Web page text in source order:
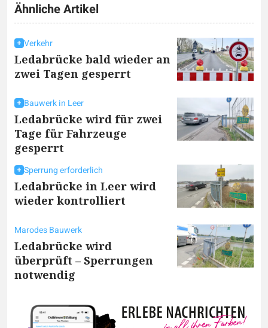
Ähnliche Artikel
Verkehr
Ledabrücke bald wieder an
zwei Tagen gesperrt
Bauwerk in Leer
Ledabrücke wird für zwei
Tage für Fahrzeuge
gesperrt
Sperrung erforderlich
Ledabrücke in Leer wird
wieder kontrolliert
Marodes Bauwerk
Ledabrücke wird
überprüft – Sperrungen
notwendig